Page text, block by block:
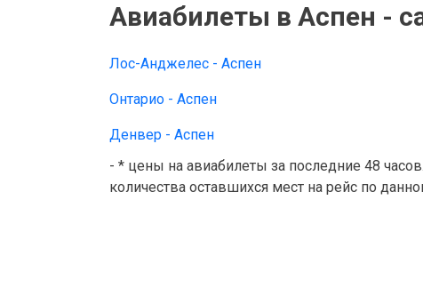
Авиабилеты в Аспен -
Лос-Анджелес - Аспен
Онтарио - Аспен
Денвер - Аспен
- * цены на авиабилеты за последние 48
количества оставшихся мест на рейс по